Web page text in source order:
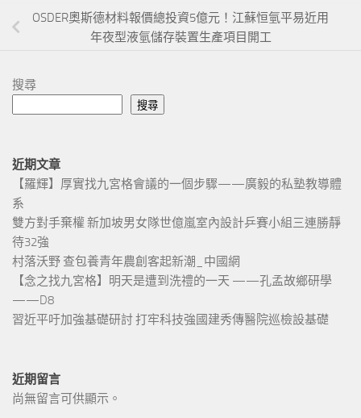
OSDER奧斯德材料報價總投資5億元！江蘇恒氫平易近用
年夜型液氫儲存裝置生產項目開工
搜尋
搜尋
近期文章
【羅輝】厚實找九宮格會議的一個步驟——廣毅的私塾教導體
系
雙方對手棄權 新加坡男女隊世億嵐室內設計乒賽小組三連勝靜
待32強
村落沃野 查包養青年農創客起新潮_中國網
【念之找九宮格】明天是遭到洗禮的一天 ——孔孟故鄉研學
——D8
習近平吁加強基礎研討 打牢科技強國建秀傳醫院巡檢設基礎
近期留言
尚無留言可供顯示。